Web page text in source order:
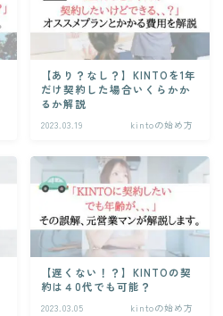
【あり？なし？】KINTOを1年
だけ契約した場合いくらかか
るか解説
2023.03.19 kintoの始め方
【遅くない！？】KINTOの契
約は４0代でも可能？
2023.03.05 kintoの始め方